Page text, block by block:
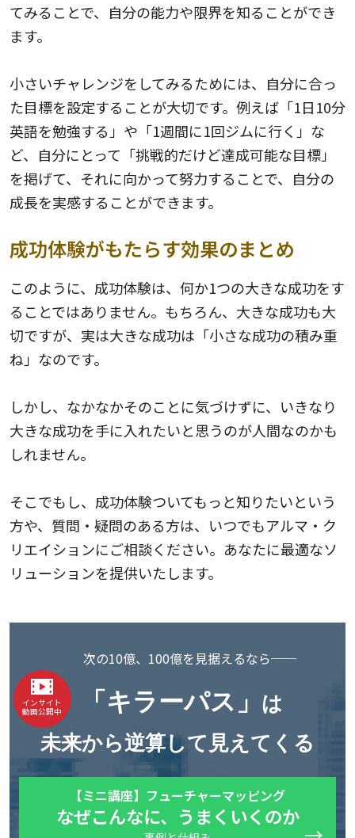
てみることで、自分の能力や限界を知ることができ
ます。
小さいチャレンジをしてみるためには、自分に合っ
た目標を設定することが大切です。例えば「1日10分
英語を勉強する」や「1週間に1回ジムに行く」な
ど、自分にとって「挑戦的だけど達成可能な目標」
を掲げて、それに向かって努力することで、自分の
成長を実感することができます。
成功体験がもたらす効果のまとめ
このように、成功体験は、何か1つの大きな成功をす
ることではありません。もちろん、大きな成功も大
切ですが、実は大きな成功は「小さな成功の積み重
ね」なのです。
しかし、なかなかそのことに気づけずに、いきなり
大きな成功を手に入れたいと思うのが人間なのかも
しれません。
そこでもし、成功体験ついてもっと知りたいという
方や、質問・疑問のある方は、いつでもアルマ・ク
リエイションにご相談ください。あなたに最適なソ
リューションを提供いたします。
インサイト
動画公開中
次の10億、100億を見据えるなら──
「キラーパス」 は
未来から逆算して見えてくる
【ミニ講座】フューチャーマッピング
なぜこんなに、うまくいくのか